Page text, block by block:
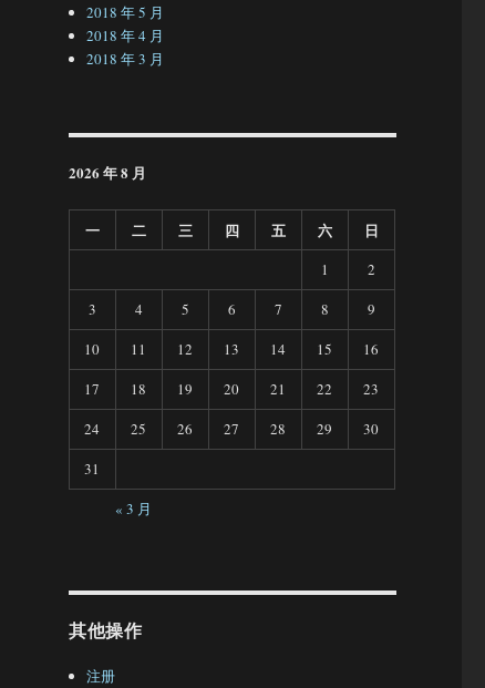
2018 年 5 月
2018 年 4 月
2018 年 3 月
2026 年 8 月
一 二 三 四 五 六 日
1
2
3
4 5 6 7 8
9
10
11 12 13 14 15
16
17
18 19 20 21 22
23
24
25 26 27 28 29
30
31
« 3 月
其他操作
注册